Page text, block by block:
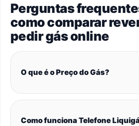
Perguntas
como comparar
pedir gás online
O que é o Preço do Gás?
Como funciona Telefone